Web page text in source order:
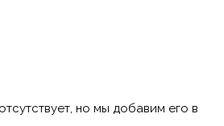
но мы добавим его в